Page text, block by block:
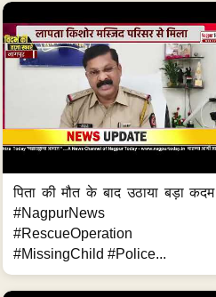
पिता की मौत के बाद उठाया बड़ा कदम
#NagpurNews
#RescueOperation
#MissingChild #Police...